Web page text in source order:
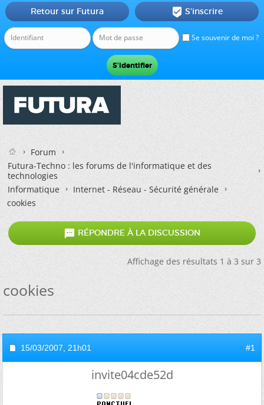
Se souvenir de moi ?
Retour sur Futura  S'inscrire
Forum
Futura-Techno : les forums de l'informatique et des
technologies
Informatique
Internet - Réseau - Sécurité générale
cookies
 RÉPONDRE À LA DISCUSSION
Affichage des résultats 1 à 3 sur 3
cookies
15/03/2007, 21h01 #1
invite04cde52d